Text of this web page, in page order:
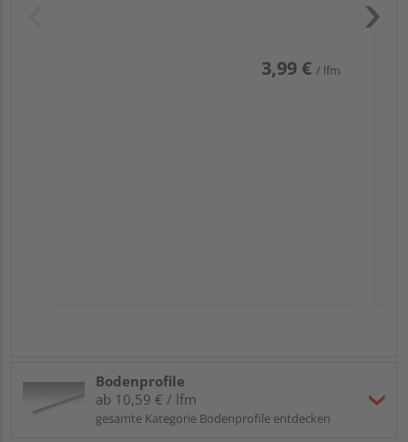
3,99 € / lfm
Bodenprofile
ab 10,59 € / lfm
gesamte Kategorie Bodenprofile entdecken